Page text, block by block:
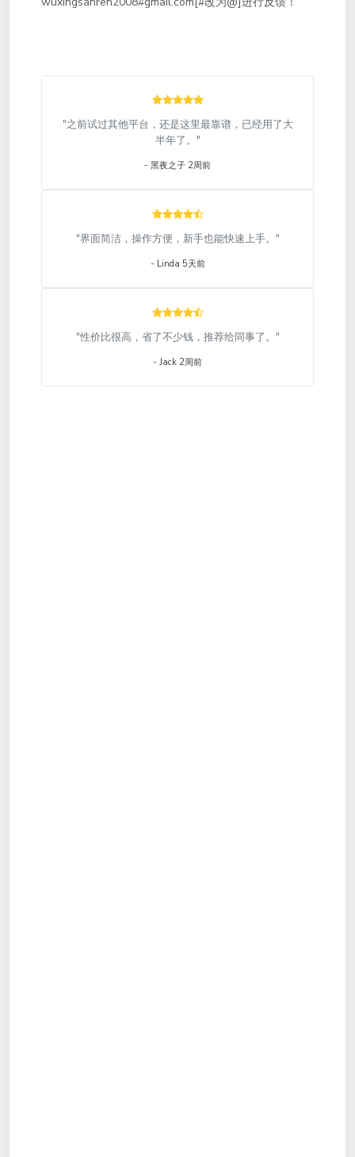
"之前试过其他平台，还是这里最靠谱，已经用了大
半年了。"
- 黑夜之子 2周前
"界面简洁，操作方便，新手也能快速上手。"
- Linda 5天前
"性价比很高，省了不少钱，推荐给同事了。"
- Jack 2周前